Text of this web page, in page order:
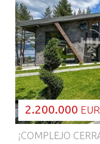
2.200.000 EUR